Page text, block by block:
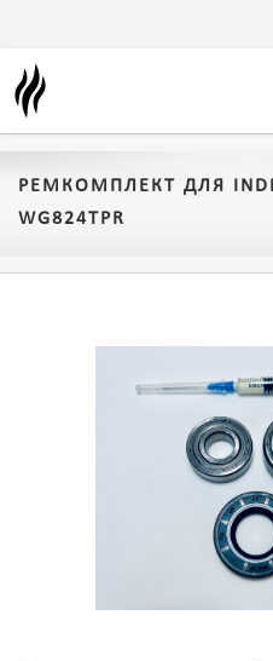
РЕМКОМПЛЕКТ ДЛЯ
WG824TPR